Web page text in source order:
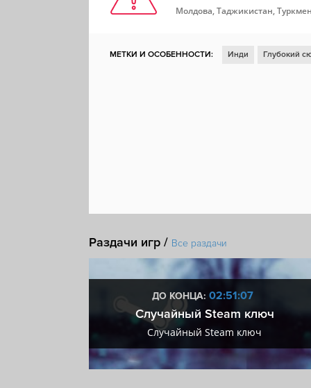
Молдова, Таджикистан,
МЕТКИ И ОСОБЕННОСТИ: Инди Глубокий
Раздачи игр / Все раздачи
ДО КОНЦА: 02:51:06
Случайный Steam ключ
Случайный Steam ключ